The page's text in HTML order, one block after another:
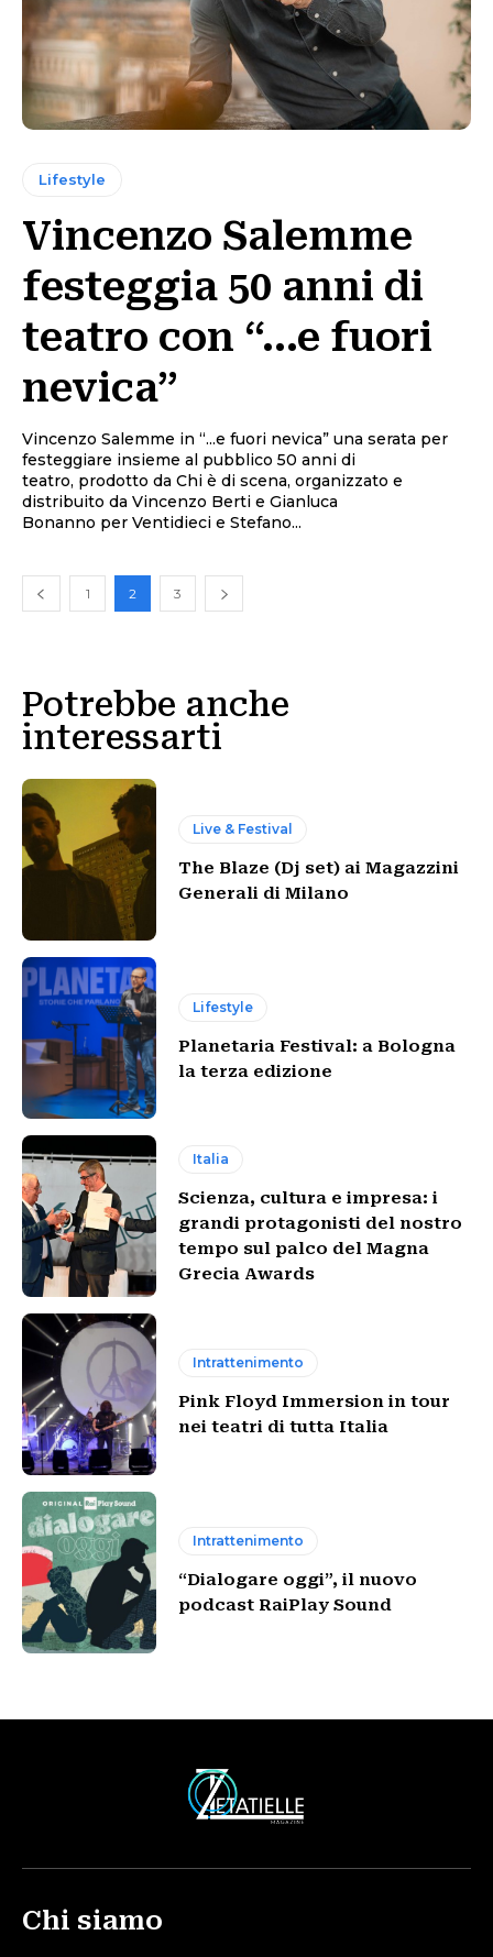
Lifestyle
Vincenzo Salemme
festeggia 50 anni di
teatro con “…e fuori
nevica”
Vincenzo Salemme in “...e fuori nevica” una serata per
festeggiare insieme al pubblico 50 anni di
teatro, prodotto da Chi è di scena, organizzato e
distribuito da Vincenzo Berti e Gianluca
Bonanno per Ventidieci e Stefano...
1 2 3
Potrebbe anche
interessarti
Live & Festival
The Blaze (Dj set) ai Magazzini
Generali di Milano
Lifestyle
Planetaria Festival: a Bologna
la terza edizione
Italia
Scienza, cultura e impresa: i
grandi protagonisti del nostro
tempo sul palco del Magna
Grecia Awards
Intrattenimento
Pink Floyd Immersion in tour
nei teatri di tutta Italia
Intrattenimento
“Dialogare oggi”, il nuovo
podcast RaiPlay Sound
Chi siamo